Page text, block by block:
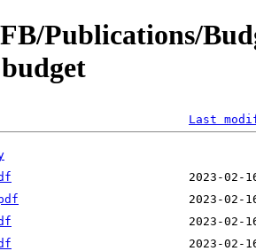
Publications/
Last